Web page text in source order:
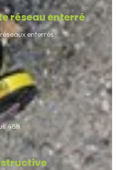
réseau enterré
enterrés :
48h